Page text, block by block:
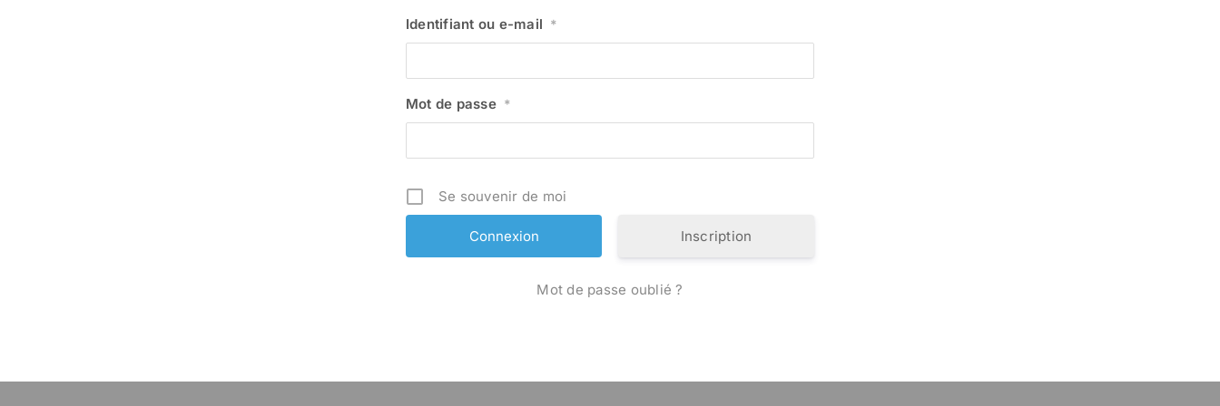
Identifiant ou e-mail *
Mot de passe *
Se souvenir de moi
Inscription
Mot de passe oublié ?